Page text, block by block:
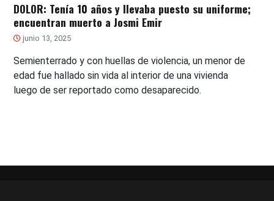
DOLOR: Tenía 10 años y llevaba puesto su uniforme;
encuentran muerto a Josmi Emir
junio 13, 2025
Semienterrado y con huellas de violencia, un menor de
edad fue hallado sin vida al interior de una vivienda
luego de ser reportado como desaparecido.